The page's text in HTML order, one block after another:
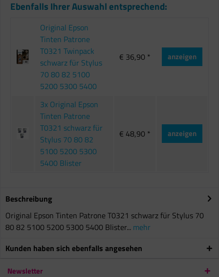
Ebenfalls Ihrer Auswahl entsprechend:
Original Epson
Tinten Patrone
T0321 Twinpack
schwarz für Stylus
70 80 82 5100
5200 5300 5400
€ 36,90 * anzeigen
3x Original Epson
Tinten Patrone
T0321 schwarz für
Stylus 70 80 82
5100 5200 5300
5400 Blister
€ 48,90 * anzeigen
Beschreibung
Original Epson Tinten Patrone T0321 schwarz für Stylus 70
80 82 5100 5200 5300 5400 Blister... mehr
Kunden haben sich ebenfalls angesehen
Newsletter